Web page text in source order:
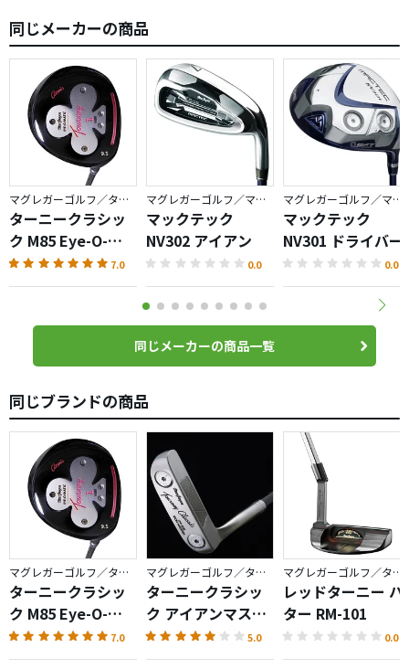
同じメーカーの商品
マグレガーゴルフ／ターニー
ターニークラシッ
ク M85 Eye-O-
Matic・
Celebrating
7.0
マグレガーゴルフ／マックテック
マックテック
NV302 アイアン
0.0
マグレガーゴルフ／マックテック
マックテック
NV301 ドライバー
0.0
同じメーカーの商品一覧
同じブランドの商品
マグレガーゴルフ／ターニー
ターニークラシッ
ク M85 Eye-O-
Matic・
Celebrating
7.0
マグレガーゴルフ／ターニー
ターニークラシッ
ク アイアンマスタ
ー IM-G5
5.0
マグレガーゴルフ／ターニー
レッドターニー パ
ター RM-101
0.0